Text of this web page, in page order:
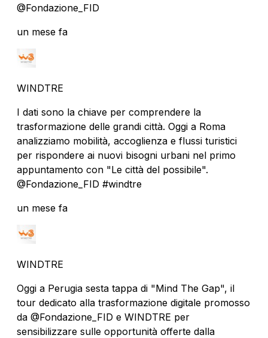
@Fondazione_FID
un mese fa
WINDTRE
I dati sono la chiave per comprendere la
trasformazione delle grandi città. Oggi a Roma
analizziamo mobilità, accoglienza e flussi turistici
per rispondere ai nuovi bisogni urbani nel primo
appuntamento con "Le città del possibile".
@Fondazione_FID #windtre
un mese fa
WINDTRE
Oggi a Perugia sesta tappa di "Mind The Gap", il
tour dedicato alla trasformazione digitale promosso
da @Fondazione_FID e WINDTRE per
sensibilizzare sulle opportunità offerte dalla